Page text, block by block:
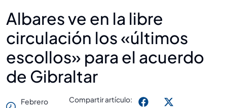
Albares ve en la libre
circulación los «últimos
escollos» para el acuerdo
de Gibraltar
Febrero
Compartir artículo: